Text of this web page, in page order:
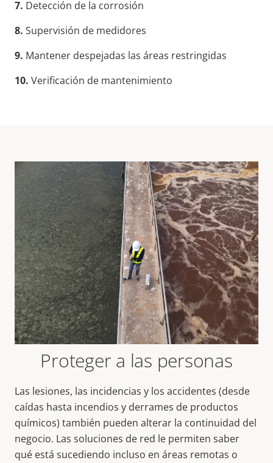
7. Detección de la corrosión
8. Supervisión de medidores
9. Mantener despejadas las áreas restringidas
10. Verificación de mantenimiento
Proteger a las personas
Las lesiones, las incidencias y los accidentes (desde
caídas hasta incendios y derrames de productos
químicos) también pueden alterar la continuidad del
negocio. Las soluciones de red le permiten saber
qué está sucediendo incluso en áreas remotas o